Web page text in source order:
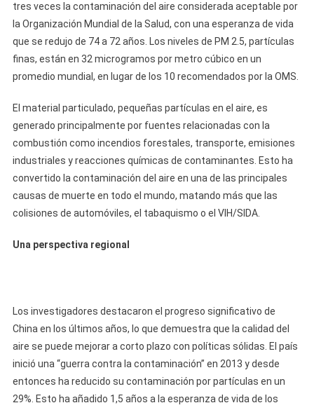
tres veces la contaminación del aire considerada aceptable por
la Organización Mundial de la Salud, con una esperanza de vida
que se redujo de 74 a 72 años. Los niveles de PM 2.5, partículas
finas, están en 32 microgramos por metro cúbico en un
promedio mundial, en lugar de los 10 recomendados por la OMS.
El material particulado, pequeñas partículas en el aire, es
generado principalmente por fuentes relacionadas con la
combustión como incendios forestales, transporte, emisiones
industriales y reacciones químicas de contaminantes. Esto ha
convertido la contaminación del aire en una de las principales
causas de muerte en todo el mundo, matando más que las
colisiones de automóviles, el tabaquismo o el VIH/SIDA.
Una perspectiva regional
Los investigadores destacaron el progreso significativo de
China en los últimos años, lo que demuestra que la calidad del
aire se puede mejorar a corto plazo con políticas sólidas. El país
inició una “guerra contra la contaminación” en 2013 y desde
entonces ha reducido su contaminación por partículas en un
29%. Esto ha añadido 1,5 años a la esperanza de vida de los